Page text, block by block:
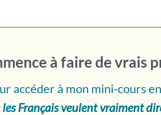
à faire de vrais
accéder à mon mini-cours en
Français veulent vraiment